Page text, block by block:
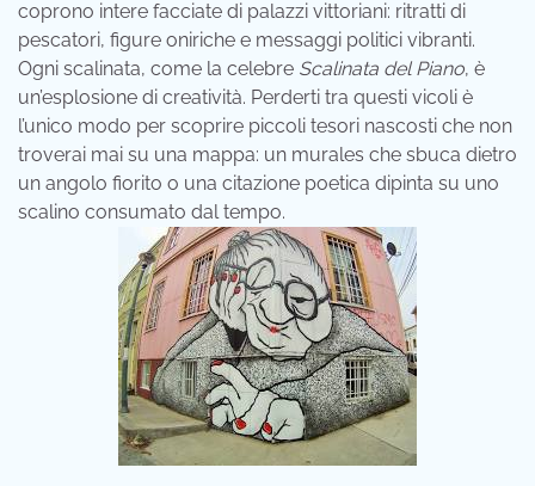
coprono intere facciate di palazzi vittoriani: ritratti di
pescatori, figure oniriche e messaggi politici vibranti.
Ogni scalinata, come la celebre Scalinata del Piano, è
un’esplosione di creatività. Perderti tra questi vicoli è
l’unico modo per scoprire piccoli tesori nascosti che non
troverai mai su una mappa: un murales che sbuca dietro
un angolo fiorito o una citazione poetica dipinta su uno
scalino consumato dal tempo.